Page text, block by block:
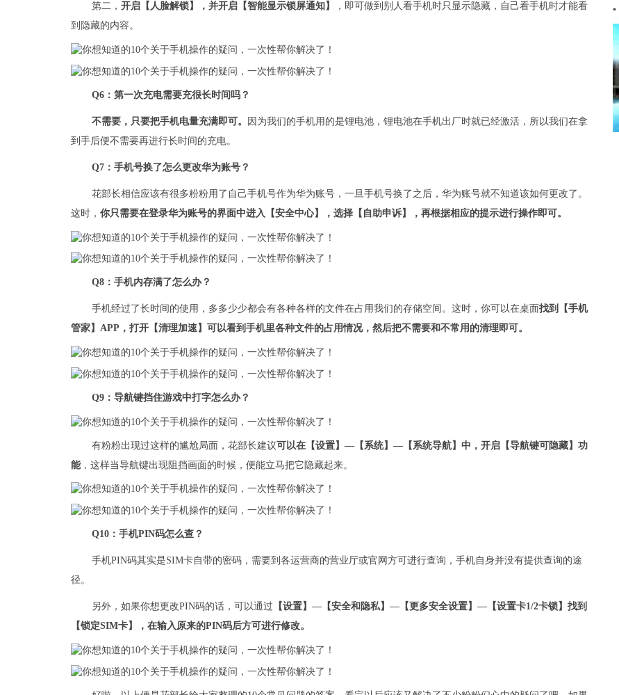
第二， 开启【人脸解锁】，并开启【智能显示锁屏通知】
，即可做到别人看手机时只显示隐藏，自己看手机时才能看
到隐藏的内容。
Q6：第一次充电需要充很长时间吗？
不需要，只要把手机电量充满即可。 因为我们的手机用的是锂电池，锂电池在手机出厂时就已经激活，所以我们在拿
到手后便不需要再进行长时间的充电。
Q7：手机号换了怎么更改华为账号？
花部长相信应该有很多粉粉用了自己手机号作为华为账号，一旦手机号换了之后，华为账号就不知道该如何更改了。
这时， 你只需要在登录华为账号的界面中进入【安全中心】，选择【自助申诉】，再根据相应的提示进行操作即可。
Q8：手机内存满了怎么办？
手机经过了长时间的使用，多多少少都会有各种各样的文件在占用我们的存储空间。这时，你可以在桌面找到【手机
管家】APP，打开【清理加速】可以看到手机里各种文件的占用情况，然后把不需要和不常用的清理即可。
Q9：导航键挡住游戏中打字怎么办？
有粉粉出现过这样的尴尬局面，花部长建议可以在【设置】—【系统】—【系统导航】中，开启【导航键可隐藏】功
能，这样当导航键出现阻挡画面的时候，便能立马把它隐藏起来。
Q10：手机PIN码怎么查？
手机PIN码其实是SIM卡自带的密码，需要到各运营商的营业厅或官网方可进行查询，手机自身并没有提供查询的途
径。
另外，如果你想更改PIN码的话，可以通过 【设置】—【安全和隐私】—【更多安全设置】—【设置卡1/2卡锁】找到
【锁定SIM卡】，在输入原来的PIN码后方可进行修改。
▪